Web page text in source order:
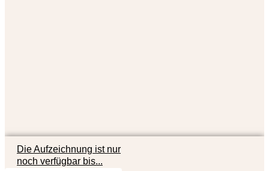
Die Aufzeichnung ist nur
noch verfügbar bis...